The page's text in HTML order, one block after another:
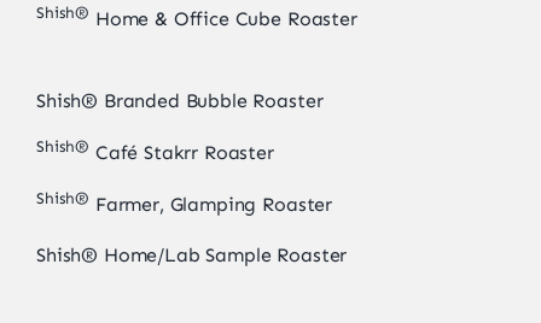
Shish® Home & Office Cube Roaster
Shish® Branded Bubble Roaster
Shish® Café Stakrr Roaster
Shish® Farmer, Glamping Roaster
Shish® Home/Lab Sample Roaster